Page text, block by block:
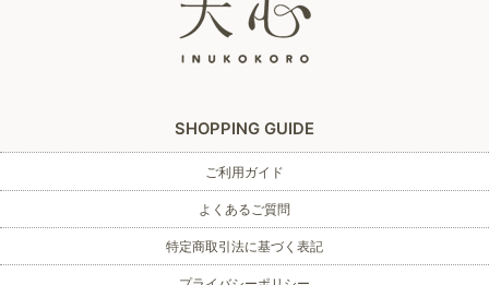
SHOPPING GUIDE
ご利用ガイド
よくあるご質問
特定商取引法に基づく表記